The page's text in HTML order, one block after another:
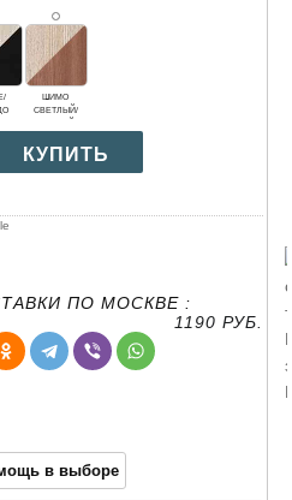
ШИМО
СВЕТЛЫЙ/
ПО МОСКВЕ :
1190 РУБ.
в выборе